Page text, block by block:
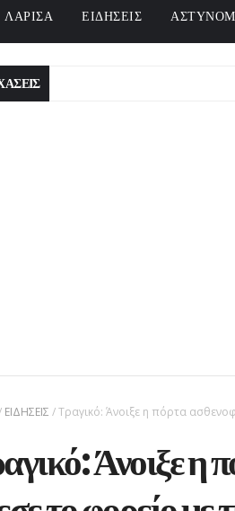
ΛΑΡΙΣΑ ΕΙΔΗΣΕΙΣ
ΕΙΔΗΣΕΙΣ /Τραγικό: Άνοιξε η πόρτα
Άνοιξε η